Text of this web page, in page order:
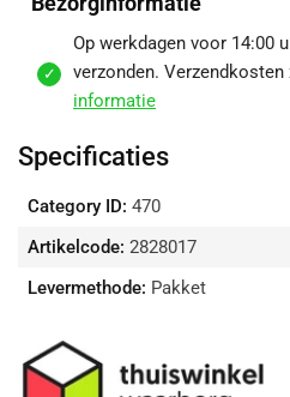
verlagen
verhogen
Op werkdagen voor 14:00
verzonden.
informatie
Specificaties
Category ID: 470
Artikelcode: 2828017
Levermethode: Pakket